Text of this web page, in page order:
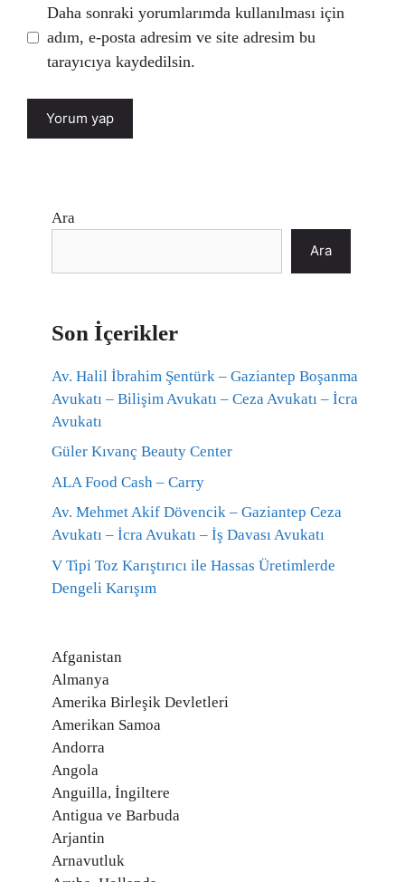
Daha sonraki yorumlarımda kullanılması için
adım, e-posta adresim ve site adresim bu
tarayıcıya kaydedilsin.
Ara
Ara
Son İçerikler
Av. Halil İbrahim Şentürk – Gaziantep Boşanma
Avukatı – Bilişim Avukatı – Ceza Avukatı – İcra
Avukatı
Güler Kıvanç Beauty Center
ALA Food Cash – Carry
Av. Mehmet Akif Dövencik – Gaziantep Ceza
Avukatı – İcra Avukatı – İş Davası Avukatı
V Tipi Toz Karıştırıcı ile Hassas Üretimlerde
Dengeli Karışım
Afganistan
Almanya
Amerika Birleşik Devletleri
Amerikan Samoa
Andorra
Angola
Anguilla, İngiltere
Antigua ve Barbuda
Arjantin
Arnavutluk